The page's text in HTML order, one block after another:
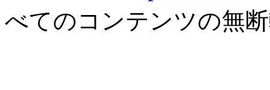
べてのコンテンツの無